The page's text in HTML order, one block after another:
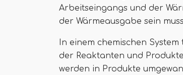
Arbeitseingangs und der
der Wärmeausgabe sein
In einem chemischen
der Reaktanten und
werden in Produkte